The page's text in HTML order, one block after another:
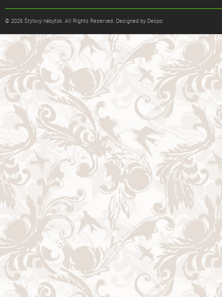
© 2026 Štýlový nábytok. All Rights Reserved. Designed by Despo